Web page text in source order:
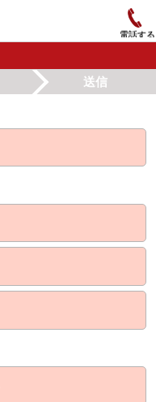
電話する
送信